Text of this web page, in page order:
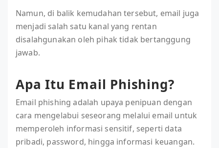
Namun, di balik kemudahan tersebut, email juga
menjadi salah satu kanal yang rentan
disalahgunakan oleh pihak tidak bertanggung
jawab.
Apa Itu Email Phishing?
Email phishing adalah upaya penipuan dengan
cara mengelabui seseorang melalui email untuk
memperoleh informasi sensitif, seperti data
pribadi, password, hingga informasi keuangan.